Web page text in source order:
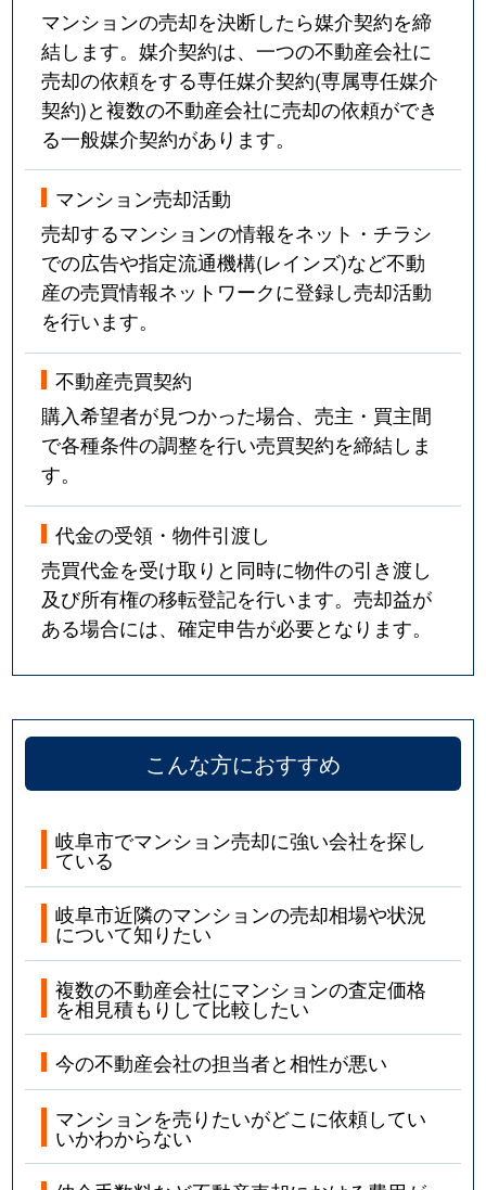
マンションの売却を決断したら媒介契約を締
結します。媒介契約は、一つの不動産会社に
売却の依頼をする専任媒介契約(専属専任媒介
契約)と複数の不動産会社に売却の依頼ができ
る一般媒介契約があります。
マンション売却活動
売却するマンションの情報をネット・チラシ
での広告や指定流通機構(レインズ)など不動
産の売買情報ネットワークに登録し売却活動
を行います。
不動産売買契約
購入希望者が見つかった場合、売主・買主間
で各種条件の調整を行い売買契約を締結しま
す。
代金の受領・物件引渡し
売買代金を受け取りと同時に物件の引き渡し
及び所有権の移転登記を行います。売却益が
ある場合には、確定申告が必要となります。
こんな方におすすめ
岐阜市でマンション売却に強い会社を探し
ている
岐阜市近隣のマンションの売却相場や状況
について知りたい
複数の不動産会社にマンションの査定価格
を相見積もりして比較したい
今の不動産会社の担当者と相性が悪い
マンションを売りたいがどこに依頼してい
いかわからない